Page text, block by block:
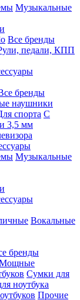
Музыкальные
Все бренды
педали, КПП
бренды
наушники
спорта С
3,5 мм
Музыкальные
Вокальные
бренды
Сумки для
ноутбука
Прочие